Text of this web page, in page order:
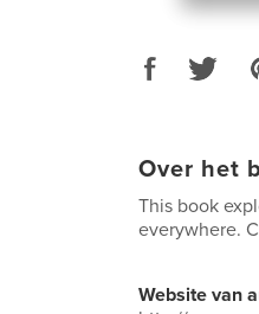
Over het
This book
everywhere.
Website van